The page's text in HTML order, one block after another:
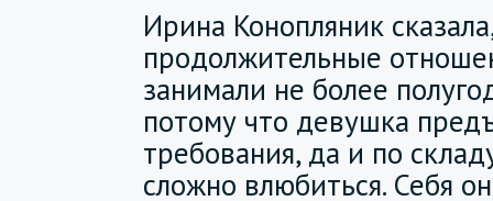
Ирина Конопляник
продолжительные
занимали не более
потому что девушка
требования, да и по
сложно влюбиться. Себя